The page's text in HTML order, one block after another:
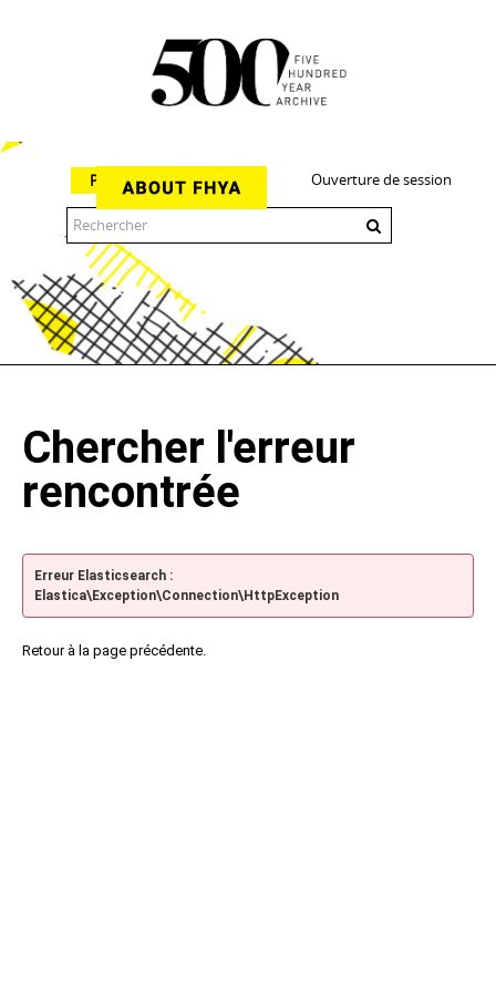
Ouverture de session
Parcourir
Chercher l'erreur
rencontrée
Erreur Elasticsearch :
Elastica\Exception\Connection\HttpException
Retour à la page précédente.